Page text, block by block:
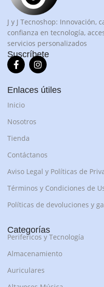
J y J Tecnoshop: Innovación,
confianza en tecnología,
servicios personalizados
Suscríbete
Enlaces útiles
Inicio
Nosotros
Tienda
Contáctanos
Aviso Legal y Políticas de
Términos y Condiciones de
Políticas de devoluciones y
Categorías
Perifericos y Tecnología
Almacenamiento
Auriculares